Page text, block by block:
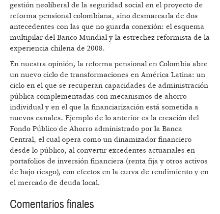
gestión neoliberal de la seguridad social en el proyecto de
reforma pensional colombiana, sino desmarcarla de dos
antecedentes con las que no guarda conexión: el esquema
multipilar del Banco Mundial y la estrechez reformista de la
experiencia chilena de 2008.
En nuestra opinión, la reforma pensional en Colombia abre
un nuevo ciclo de transformaciones en América Latina: un
ciclo en el que se recuperan capacidades de administración
pública complementadas con mecanismos de ahorro
individual y en el que la financiarización está sometida a
nuevos canales. Ejemplo de lo anterior es la creación del
Fondo Público de Ahorro administrado por la Banca
Central, el cual opera como un dinamizador financiero
desde lo público, al convertir excedentes actuariales en
portafolios de inversión financiera (renta fija y otros activos
de bajo riesgo), con efectos en la curva de rendimiento y en
el mercado de deuda local.
Comentarios finales